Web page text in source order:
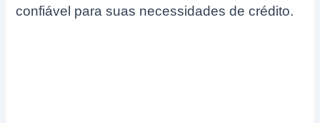
confiável para suas necessidades de crédito.